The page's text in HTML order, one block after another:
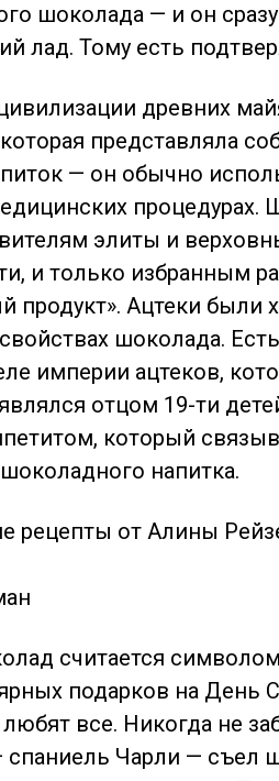
шоколада — и он
лад. Тому есть
древних
представляла
— он обычно
процедурах.
элиты и
и только избранным
продукт». Ацтеки
шоколада.
империи ацтеков,
отцом 19-ти
который
напитка.
считается
подарков на День
все. Никогда не
спаниель Чарли — съел